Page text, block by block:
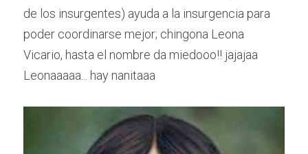
de los insurgentes) ayuda a la insurgencia para
poder coordinarse mejor; chingona Leona
Vicario, hasta el nombre da miedooo!! jajajaa
Leonaaaaa... hay nanitaaa